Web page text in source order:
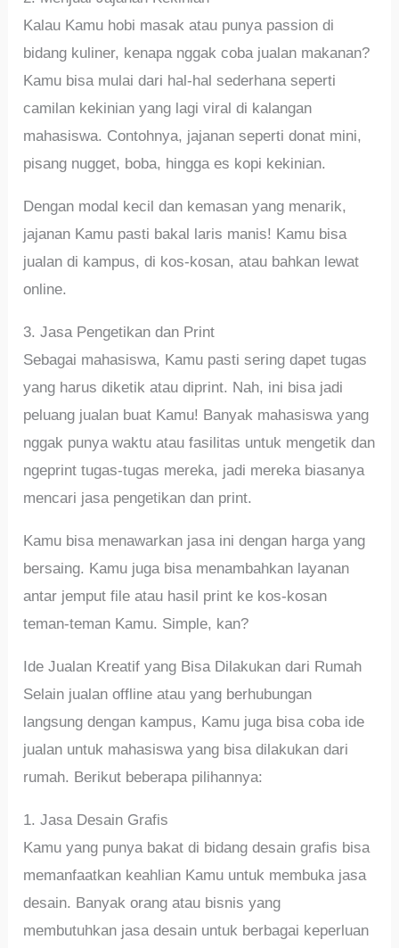
Kalau Kamu hobi masak atau punya passion di
bidang kuliner, kenapa nggak coba jualan makanan?
Kamu bisa mulai dari hal-hal sederhana seperti
camilan kekinian yang lagi viral di kalangan
mahasiswa. Contohnya, jajanan seperti donat mini,
pisang nugget, boba, hingga es kopi kekinian.
Dengan modal kecil dan kemasan yang menarik,
jajanan Kamu pasti bakal laris manis! Kamu bisa
jualan di kampus, di kos-kosan, atau bahkan lewat
online.
3. Jasa Pengetikan dan Print
Sebagai mahasiswa, Kamu pasti sering dapet tugas
yang harus diketik atau diprint. Nah, ini bisa jadi
peluang jualan buat Kamu! Banyak mahasiswa yang
nggak punya waktu atau fasilitas untuk mengetik dan
ngeprint tugas-tugas mereka, jadi mereka biasanya
mencari jasa pengetikan dan print.
Kamu bisa menawarkan jasa ini dengan harga yang
bersaing. Kamu juga bisa menambahkan layanan
antar jemput file atau hasil print ke kos-kosan
teman-teman Kamu. Simple, kan?
Ide Jualan Kreatif yang Bisa Dilakukan dari Rumah
Selain jualan offline atau yang berhubungan
langsung dengan kampus, Kamu juga bisa coba ide
jualan untuk mahasiswa yang bisa dilakukan dari
rumah. Berikut beberapa pilihannya:
1. Jasa Desain Grafis
Kamu yang punya bakat di bidang desain grafis bisa
memanfaatkan keahlian Kamu untuk membuka jasa
desain. Banyak orang atau bisnis yang
membutuhkan jasa desain untuk berbagai keperluan